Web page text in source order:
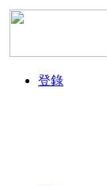
登錄